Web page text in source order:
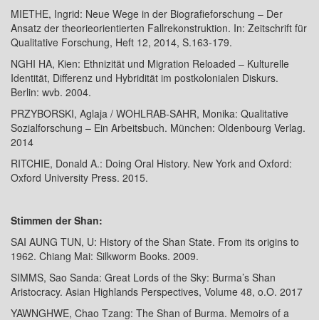
MIETHE, Ingrid: Neue Wege in der Biografieforschung – Der
Ansatz der theorieorientierten Fallrekonstruktion. In: Zeitschrift für
Qualitative Forschung, Heft 12, 2014, S.163-179.
NGHI HA, Kien: Ethnizität und Migration Reloaded – Kulturelle
Identität, Differenz und Hybridität im postkolonialen Diskurs.
Berlin: wvb. 2004.
PRZYBORSKI, Aglaja / WOHLRAB-SAHR, Monika: Qualitative
Sozialforschung – Ein Arbeitsbuch. München: Oldenbourg Verlag.
2014
RITCHIE, Donald A.: Doing Oral History. New York and Oxford:
Oxford University Press. 2015.
Stimmen der Shan:
SAI AUNG TUN, U: History of the Shan State. From its origins to
1962. Chiang Mai: Silkworm Books. 2009.
SIMMS, Sao Sanda: Great Lords of the Sky: Burma’s Shan
Aristocracy. Asian Highlands Perspectives, Volume 48, o.O. 2017
YAWNGHWE, Chao Tzang: The Shan of Burma. Memoirs of a